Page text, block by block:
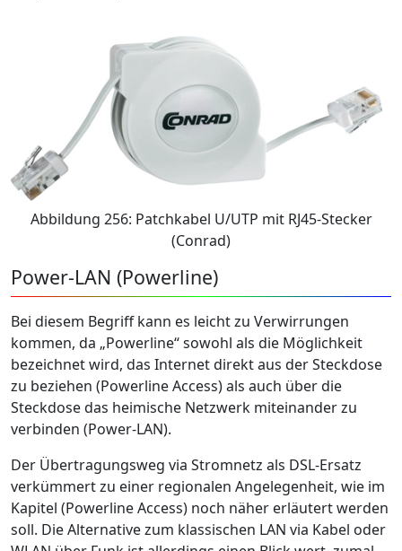
Abbildung 256: Patchkabel U/UTP mit RJ45-Stecker
(Conrad)
Power-LAN (Powerline)
Bei diesem Begriff kann es leicht zu Verwirrungen
kommen, da „Powerline“ sowohl als die Möglichkeit
bezeichnet wird, das Internet direkt aus der Steckdose
zu beziehen (Powerline Access) als auch über die
Steckdose das heimische Netzwerk miteinander zu
verbinden (Power-LAN).
Der Übertragungsweg via Stromnetz als DSL-Ersatz
verkümmert zu einer regionalen Angelegenheit, wie im
Kapitel (Powerline Access) noch näher erläutert werden
soll. Die Alternative zum klassischen LAN via Kabel oder